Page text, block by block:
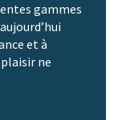
gammes
et à
ne